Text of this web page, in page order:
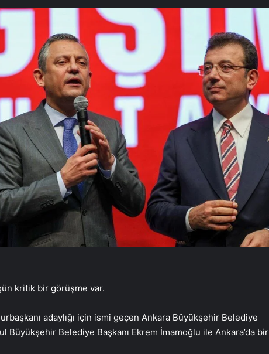
kritik bir görüşme var.
adaylığı için ismi geçen Ankara Büyükşehir Belediye
Büyükşehir Belediye Başkanı Ekrem İmamoğlu ile Ankara’da bir